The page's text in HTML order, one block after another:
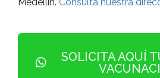
Medellín. Consulta nuestra
SOLICITA AQUÍ